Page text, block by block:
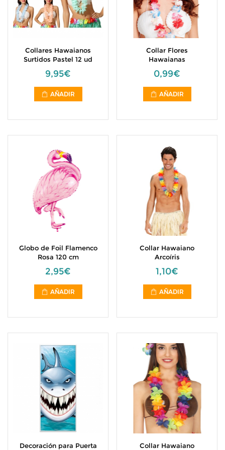
Collares Hawaianos
Surtidos Pastel 12 ud
9,95€
AÑADIR
Collar Flores
Hawaianas
0,99€
AÑADIR
Globo de Foil Flamenco
Rosa 120 cm
2,95€
AÑADIR
Collar Hawaiano
Arcoíris
1,10€
AÑADIR
Decoración para Puerta
Collar Hawaiano